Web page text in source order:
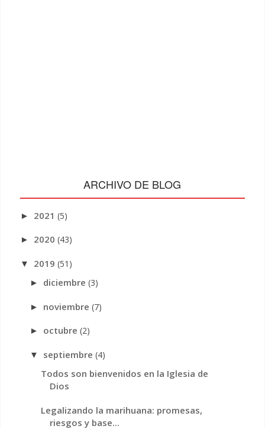
ARCHIVO DE BLOG
► 2021 (5)
► 2020 (43)
▼ 2019 (51)
► diciembre(3)
► noviembre(7)
► octubre(2)
▼ septiembre(4)
Todos son bienvenidos en la Iglesia de
Dios
Legalizando la marihuana: promesas,
riesgos y base...